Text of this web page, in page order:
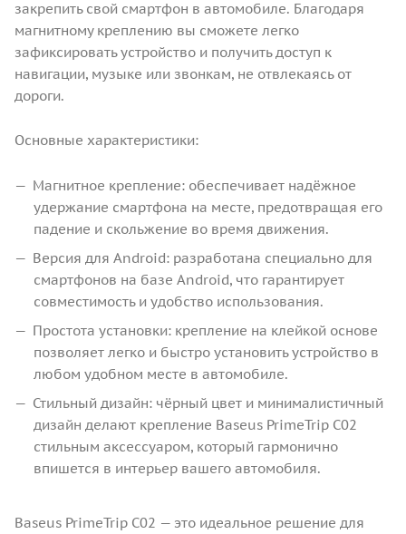
закрепить свой смартфон в автомобиле. Благодаря
магнитному креплению вы сможете легко
зафиксировать устройство и получить доступ к
навигации, музыке или звонкам, не отвлекаясь от
дороги.
Основные характеристики:
Магнитное крепление: обеспечивает надёжное
удержание смартфона на месте, предотвращая его
падение и скольжение во время движения.
Версия для Android: разработана специально для
смартфонов на базе Android, что гарантирует
совместимость и удобство использования.
Простота установки: крепление на клейкой основе
позволяет легко и быстро установить устройство в
любом удобном месте в автомобиле.
Стильный дизайн: чёрный цвет и минималистичный
дизайн делают крепление Baseus PrimeTrip C02
стильным аксессуаром, который гармонично
впишется в интерьер вашего автомобиля.
Baseus PrimeTrip C02 — это идеальное решение для